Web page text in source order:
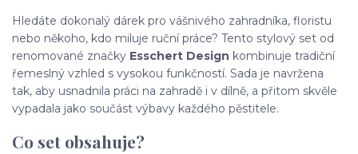
Hledáte dokonalý dárek pro vášnivého zahradníka, floristu
nebo někoho, kdo miluje ruční práce? Tento stylový set od
renomované značky Esschert Design kombinuje tradiční
řemeslný vzhled s vysokou funkčností. Sada je navržena
tak, aby usnadnila práci na zahradě i v dílně, a přitom skvěle
vypadala jako součást výbavy každého pěstitele.
Co set obsahuje?